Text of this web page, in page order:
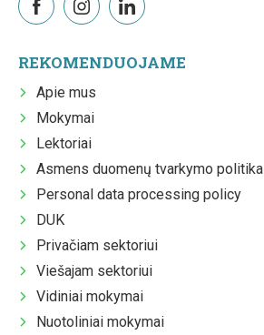
REKOMENDUOJAME
Apie mus
Mokymai
Lektoriai
Asmens duomenų tvarkymo politika
Personal data processing policy
DUK
Privačiam sektoriui
Viešajam sektoriui
Vidiniai mokymai
Nuotoliniai mokymai